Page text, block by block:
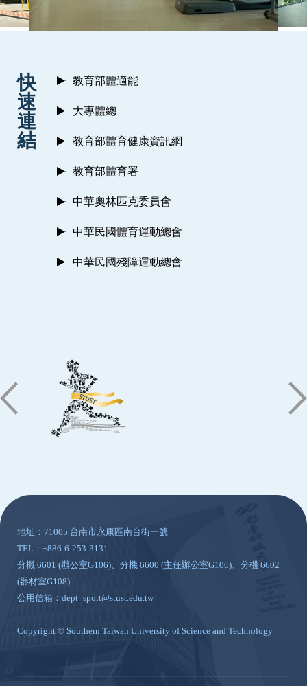
快
速
連
結
教育部體適能
大專體總
教育部體育健康資訊網
教育部體育署
中華奧林匹克委員會
中華民國體育運動總會
中華民國殘障運動總會
地址：71005 台南市永康區南台街一號
TEL：+886-6-253-3131
分機 6601 (辦公室G106)、分機 6600 (主任辦公室G106)、分機 6602
(器材室G108)
公用信箱：dept_sport@stust.edu.tw
Copyright © Southern Taiwan University of Science and Technology